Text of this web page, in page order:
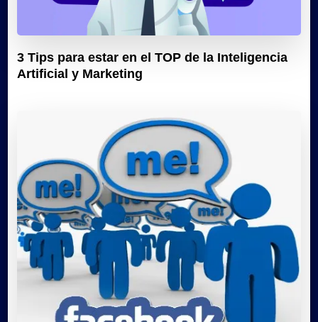
3 Tips para estar en el TOP de la Inteligencia
Artificial y Marketing